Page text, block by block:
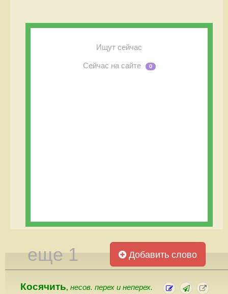
Ищут сейчас
Сейчас на сайте 0
еще 1 Добавить слово
Косячить, несов. перех и неперех.